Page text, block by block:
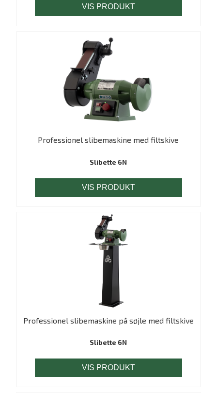
VIS PRODUKT
Professionel slibemaskine med filtskive
Slibette 6N
VIS PRODUKT
Professionel slibemaskine på søjle med filtskive
Slibette 6N
VIS PRODUKT